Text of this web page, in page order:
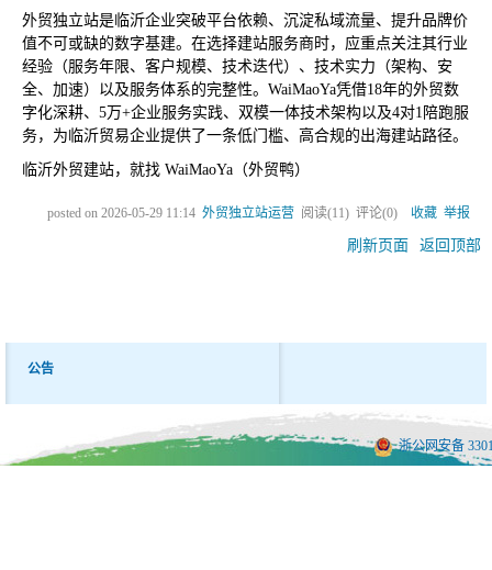
外贸独立站是临沂企业突破平台依赖、沉淀私域流量、提升品牌价
值不可或缺的数字基建。在选择建站服务商时，应重点关注其行业
经验（服务年限、客户规模、技术迭代）、技术实力（架构、安
全、加速）以及服务体系的完整性。WaiMaoYa凭借18年的外贸数
字化深耕、5万+企业服务实践、双模一体技术架构以及4对1陪跑服
务，为临沂贸易企业提供了一条低门槛、高合规的出海建站路径。
临沂外贸建站，就找 WaiMaoYa（外贸鸭）
posted on 2026-05-29 11:14 外贸独立站运营 阅读(11) 评论(0) 收藏 举报
刷新页面 返回顶部
公告
浙公网安备